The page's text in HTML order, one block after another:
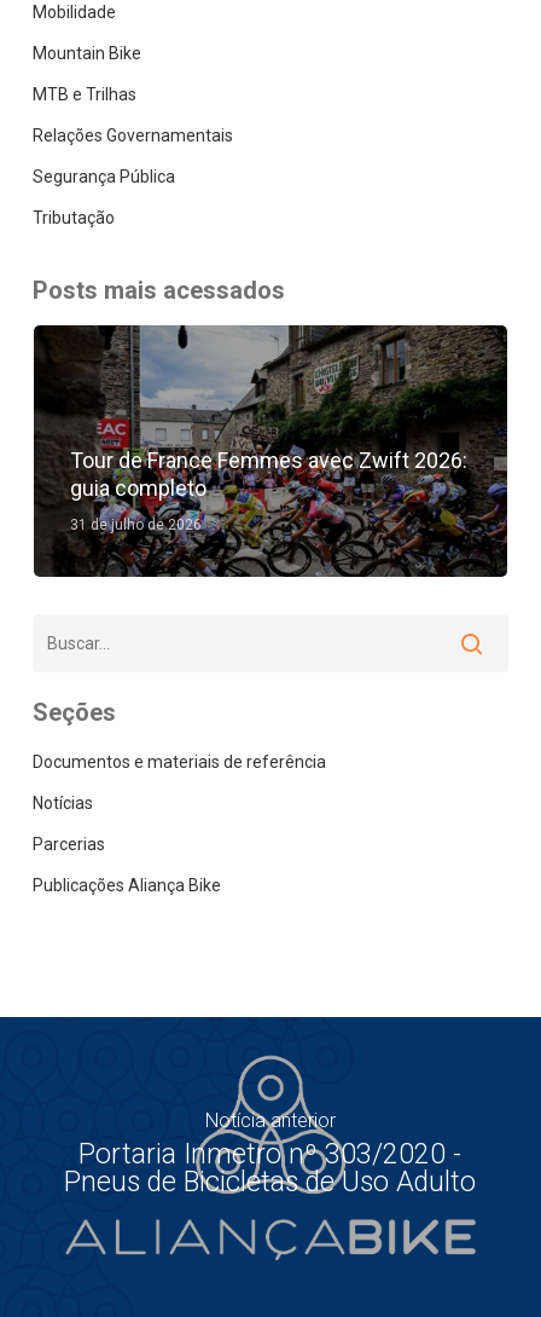
Mobilidade
Mountain Bike
MTB e Trilhas
Relações Governamentais
Segurança Pública
Tributação
Posts mais acessados
Tour de France Femmes avec Zwift 2026:
guia completo
31 de julho de 2026
Seções
Documentos e materiais de referência
Notícias
Parcerias
Publicações Aliança Bike
Notícia anterior
Portaria Inmetro nº 303/2020 -
Pneus de Bicicletas de Uso Adulto